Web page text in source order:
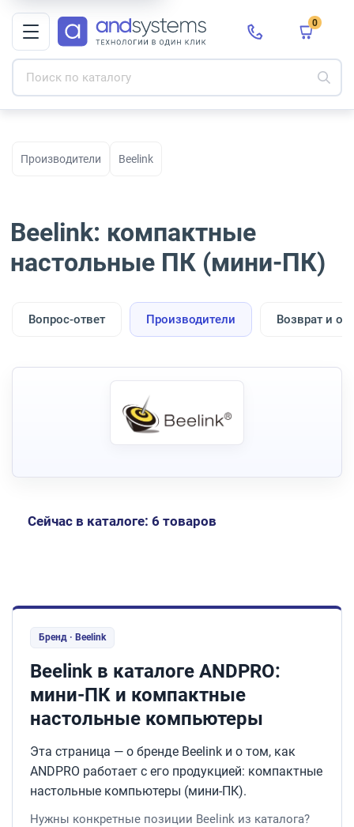
0
Производители Beelink
Beelink: компактные
настольные ПК (мини-ПК)
Вопрос-ответ Производители Возврат и
Сейчас в каталоге: 6 товаров
Бренд · Beelink
Beelink в каталоге ANDPRO:
мини-ПК и компактные
настольные компьютеры
Эта страница — о бренде Beelink и о том, как
ANDPRO работает с его продукцией: компактные
настольные компьютеры (мини-ПК).
Нужны конкретные позиции Beelink из каталога?